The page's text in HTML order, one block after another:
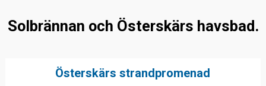
Solbrännan och Österskärs havsbad.
Österskärs strandpromenad